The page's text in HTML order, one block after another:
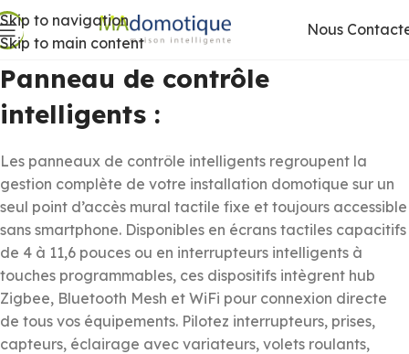
Skip to navigation
Skip to main content
Nous
Panneau de contrôle
intelligents :
Les panneaux de contrôle intelligents regroupent la
gestion complète de votre installation domotique sur un
seul point d’accès mural tactile fixe et toujours accessible
sans smartphone. Disponibles en écrans tactiles capacitifs
de 4 à 11,6 pouces ou en interrupteurs intelligents à
touches programmables, ces dispositifs intègrent hub
Zigbee, Bluetooth Mesh et WiFi pour connexion directe
de tous vos équipements. Pilotez interrupteurs, prises,
capteurs, éclairage avec variateurs, volets roulants,